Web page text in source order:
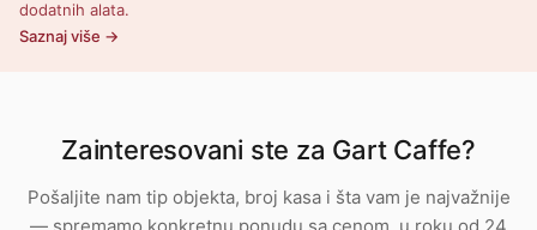
dodatnih alata.
Saznaj više →
Zainteresovani ste za Gart Caffe?
Pošaljite nam tip objekta, broj kasa i šta vam je najvažnije